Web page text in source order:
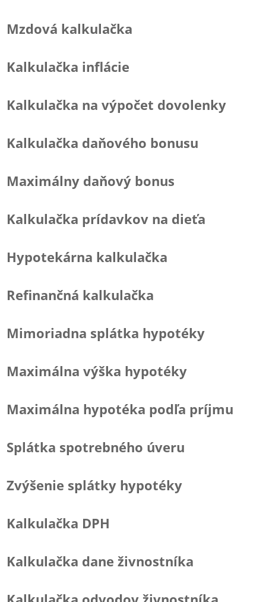
Mzdová kalkulačka
Kalkulačka inflácie
Kalkulačka na výpočet dovolenky
Kalkulačka daňového bonusu
Maximálny daňový bonus
Kalkulačka prídavkov na dieťa
Hypotekárna kalkulačka
Refinančná kalkulačka
Mimoriadna splátka hypotéky
Maximálna výška hypotéky
Maximálna hypotéka podľa príjmu
Splátka spotrebného úveru
Zvýšenie splátky hypotéky
Kalkulačka DPH
Kalkulačka dane živnostníka